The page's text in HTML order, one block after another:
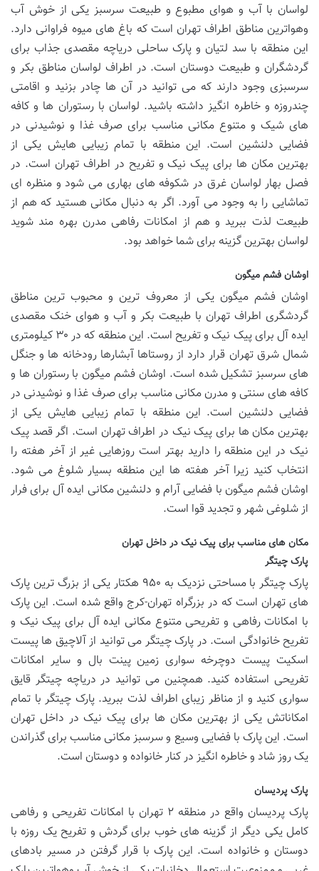
لواسان با آب و هوای مطبوع و طبیعت سرسبز یکی از خوش آب
وهواترین مناطق اطراف تهران است که باغ های میوه فراوانی دارد.
این منطقه با سد لتیان و پارک ساحلی دریاچه مقصدی جذاب برای
گردشگران و طبیعت دوستان است. در اطراف لواسان مناطق بکر و
سرسبزی وجود دارند که می توانید در آن ها چادر بزنید و اقامتی
چندروزه و خاطره انگیز داشته باشید. لواسان با رستوران ها و کافه
های شیک و متنوع مکانی مناسب برای صرف غذا و نوشیدنی در
فضایی دلنشین است. این منطقه با تمام زیبایی هایش یکی از
بهترین مکان ها برای پیک نیک و تفریح در اطراف تهران است. در
فصل بهار لواسان غرق در شکوفه های بهاری می شود و منظره ای
تماشایی را به وجود می آورد. اگر به دنبال مکانی هستید که هم از
طبیعت لذت ببرید و هم از امکانات رفاهی مدرن بهره مند شوید
لواسان بهترین گزینه برای شما خواهد بود.
اوشان فشم میگون
اوشان فشم میگون یکی از معروف ترین و محبوب ترین مناطق
گردشگری اطراف تهران با طبیعت بکر و آب و هوای خنک مقصدی
ایده آل برای پیک نیک و تفریح است. این منطقه که در ۳۰ کیلومتری
شمال شرق تهران قرار دارد از روستاها آبشارها رودخانه ها و جنگل
های سرسبز تشکیل شده است. اوشان فشم میگون با رستوران ها و
کافه های سنتی و مدرن مکانی مناسب برای صرف غذا و نوشیدنی در
فضایی دلنشین است. این منطقه با تمام زیبایی هایش یکی از
بهترین مکان ها برای پیک نیک در اطراف تهران است. اگر قصد پیک
نیک در این منطقه را دارید بهتر است روزهایی غیر از آخر هفته را
انتخاب کنید زیرا آخر هفته ها این منطقه بسیار شلوغ می شود.
اوشان فشم میگون با فضایی آرام و دلنشین مکانی ایده آل برای فرار
از شلوغی شهر و تجدید قوا است.
مکان های مناسب برای پیک نیک در داخل تهران
پارک چیتگر
پارک چیتگر با مساحتی نزدیک به ۹۵۰ هکتار یکی از بزرگ ترین پارک
های تهران است که در بزرگراه تهران-کرج واقع شده است. این پارک
با امکانات رفاهی و تفریحی متنوع مکانی ایده آل برای پیک نیک و
تفریح خانوادگی است. در پارک چیتگر می توانید از آلاچیق ها پیست
اسکیت پیست دوچرخه سواری زمین پینت بال و سایر امکانات
تفریحی استفاده کنید. همچنین می توانید در دریاچه چیتگر قایق
سواری کنید و از مناظر زیبای اطراف لذت ببرید. پارک چیتگر با تمام
امکاناتش یکی از بهترین مکان ها برای پیک نیک در داخل تهران
است. این پارک با فضایی وسیع و سرسبز مکانی مناسب برای گذراندن
یک روز شاد و خاطره انگیز در کنار خانواده و دوستان است.
پارک پردیسان
پارک پردیسان واقع در منطقه ۲ تهران با امکانات تفریحی و رفاهی
کامل یکی دیگر از گزینه های خوب برای گردش و تفریح یک روزه با
دوستان و خانواده است. این پارک با قرار گرفتن در مسیر بادهای